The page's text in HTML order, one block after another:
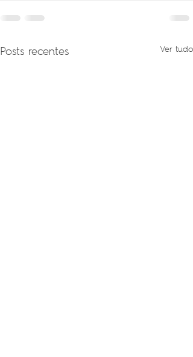
Posts recentes Ver tudo